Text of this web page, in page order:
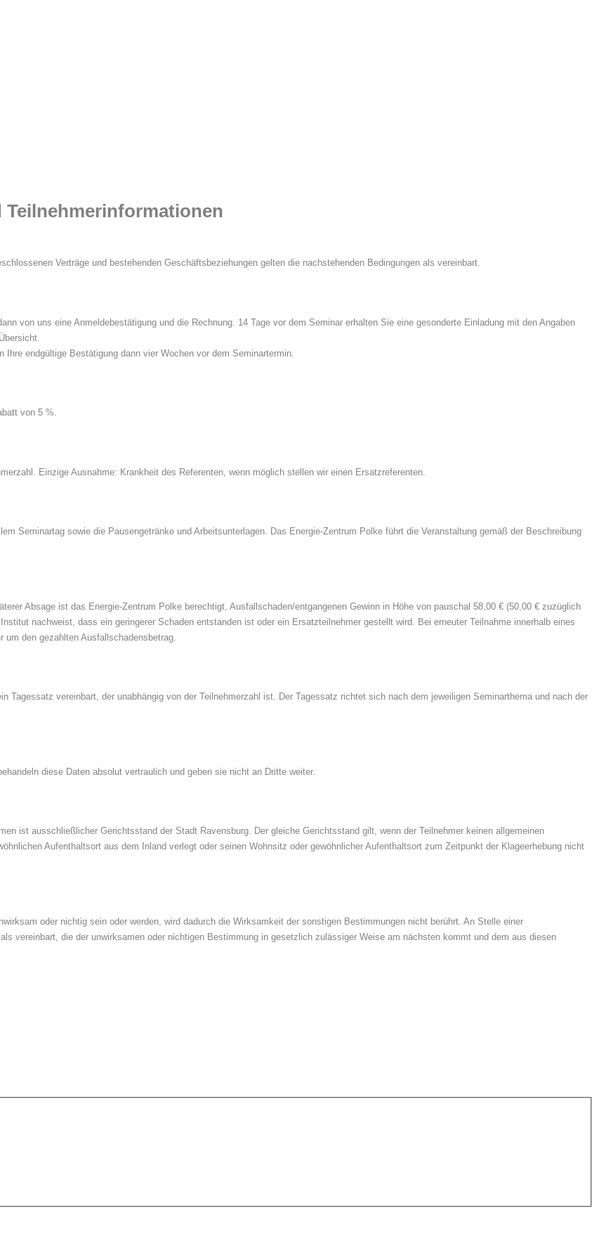
Verträge und bestehenden Geschäftsbeziehungen gelten die nachstehenden Bedingungen als vereinbart.
von uns eine Anmeldebestätigung und die Rechnung. 14 Tage vor dem Seminar erhalten Sie eine gesonderte Einladung mit den Angaben
endgültige Bestätigung dann vier Wochen vor dem Seminartermin.
von 5 %.
Einzige Ausnahme: Krankheit des Referenten, wenn möglich stellen wir einen Ersatzreferenten.
Seminartag sowie die Pausengetränke und Arbeitsunterlagen. Das Energie-Zentrum Polke führt die Veranstaltung gemäß der Beschreibung
Absage ist das Energie-Zentrum Polke berechtigt, Ausfallschaden/entgangenen Gewinn in Höhe von pauschal 58,00 € (50,00 € zuzüglich
nachweist, dass ein geringerer Schaden entstanden ist oder ein Ersatzteilnehmer gestellt wird. Bei erneuter Teilnahme innerhalb eines
den gezahlten Ausfallschadensbetrag.
Tagessatz vereinbart, der unabhängig von der Teilnehmerzahl ist. Der Tagessatz richtet sich nach dem jeweiligen Seminarthema und nach der
diese Daten absolut vertraulich und geben sie nicht an Dritte weiter.
ist ausschließlicher Gerichtsstand der Stadt Ravensburg. Der gleiche Gerichtsstand gilt, wenn der Teilnehmer keinen allgemeinen
Aufenthaltsort aus dem Inland verlegt oder seinen Wohnsitz oder gewöhnlicher Aufenthaltsort zum Zeitpunkt der Klageerhebung nicht
oder nichtig sein oder werden, wird dadurch die Wirksamkeit der sonstigen Bestimmungen nicht berührt. An Stelle einer
vereinbart, die der unwirksamen oder nichtigen Bestimmung in gesetzlich zulässiger Weise am nächsten kommt und dem aus diesen